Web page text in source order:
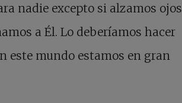
nadie excepto si alzamos ojos
a Él. Lo deberíamos hacer
este mundo estamos en gran